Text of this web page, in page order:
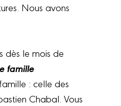
Nous avons
dès le mois de
famille
: celle des
Chabal. Vous